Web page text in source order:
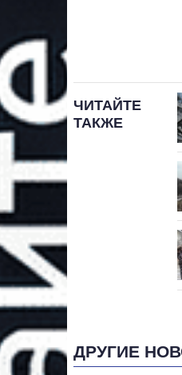
ЧИТАЙТЕ
ТАКЖЕ
ДРУГИЕ